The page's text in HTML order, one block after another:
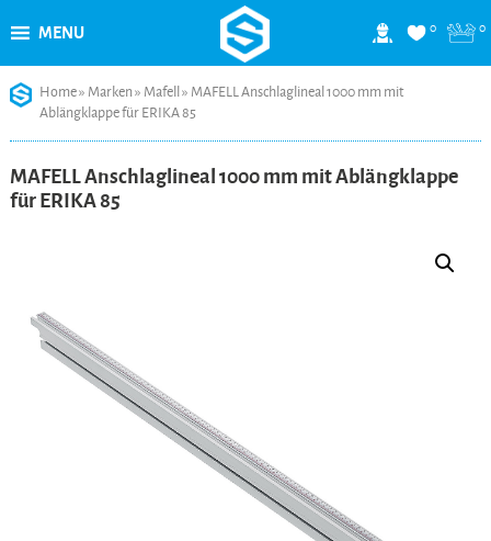
content
0 0
MENU
Home» Marken» Mafell » MAFELL Anschlaglineal 1000 mm mit
Ablängklappe für ERIKA 85
MAFELL Anschlaglineal 1000 mm mit Ablängklappe
für ERIKA 85